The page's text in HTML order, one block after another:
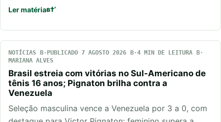
Ler matéria
NOTÍCIAS PUBLICADO 7 AGOSTO 2026
4 MIN DE LEITURA
MARIANA ALVES
Brasil estreia com vitórias no Sul-Americano de
tênis 16 anos; Pignaton brilha contra a
Venezuela
Seleção masculina vence a Venezuela por 3 a 0, com